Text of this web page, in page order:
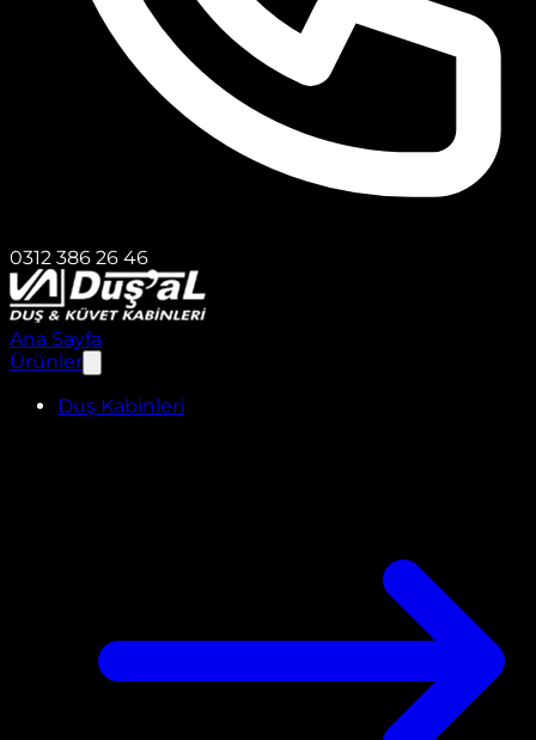
0312 386 26 46
Ana Sayfa
Ürünler
Duş Kabinleri